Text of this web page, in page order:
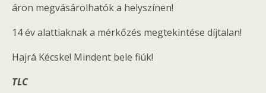
áron megvásárolhatók a helyszínen!
14 év alattiaknak a mérkőzés megtekintése díjtalan!
Hajrá Kécske! Mindent bele fiúk!
TLC